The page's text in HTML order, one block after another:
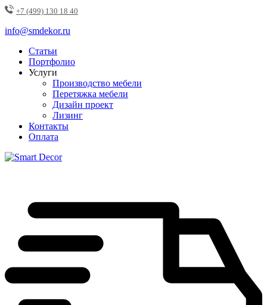
+7 (499) 130 18 40
info@smdekor.ru
Статьи
Портфолио
Услуги
Производство мебели
Перетяжка мебели
Дизайн проект
Лизинг
Контакты
Оплата